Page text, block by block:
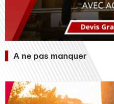
A ne pas manquer